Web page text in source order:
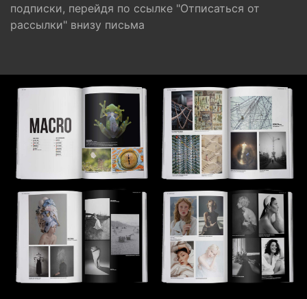
подписки, перейдя по ссылке "Отписаться от
рассылки" внизу письма